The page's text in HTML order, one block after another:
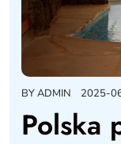
BYADMIN 2025-
Polska